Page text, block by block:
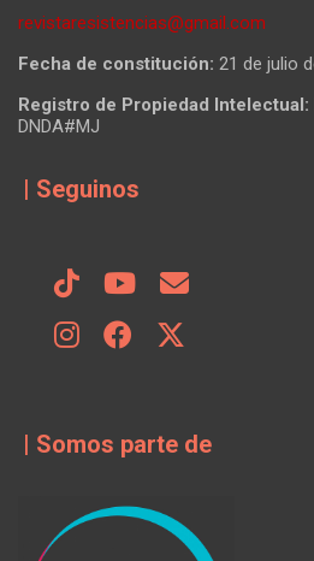
revistaresistencias@gmail.com
Fecha de constitución: 21 de julio
Registro de Propiedad Intelectual:
DNDA#MJ
| Seguinos
| Somos parte de